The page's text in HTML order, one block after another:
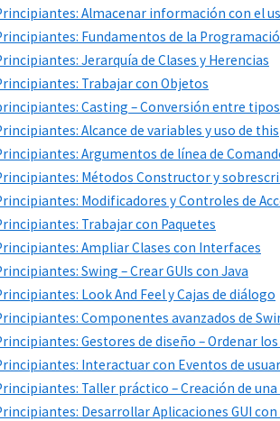
Almacenar información con el
Fundamentos de la
Jerarquía de Clases y Herencias
Trabajar con Objetos
Casting – Conversión entre
Alcance de variables y uso de this
Argumentos de línea de
Métodos Constructor y
Modificadores y Controles de
Trabajar con Paquetes
Ampliar Clases con Interfaces
Swing – Crear GUIs con Java
Look And Feel y Cajas de diálogo
Componentes avanzados de
Gestores de diseño – Ordenar
Interactuar con Eventos de
Taller práctico – Creación de
Desarrollar Aplicaciones GUI